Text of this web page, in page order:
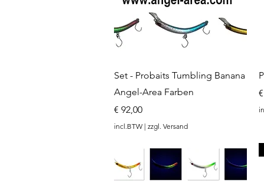
Snel overzicht
Set - Probaits Tumbling Banana
Angel-Area Farben
Prijs
€ 92,00
incl.BTW | zzgl. Versand